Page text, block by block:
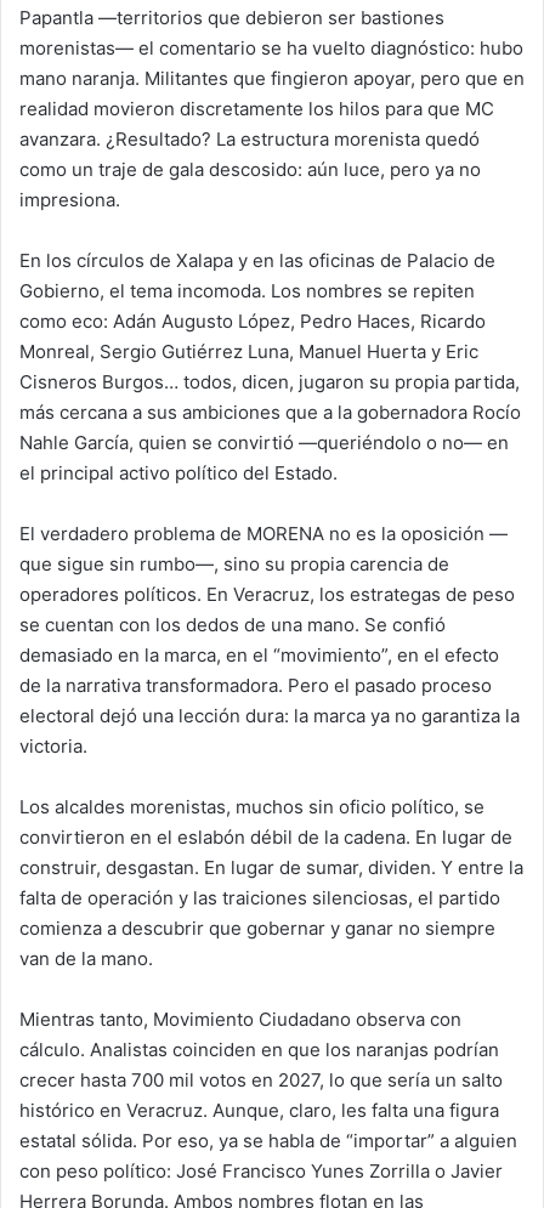
Papantla —territorios que debieron ser bastiones
morenistas— el comentario se ha vuelto diagnóstico: hubo
mano naranja. Militantes que fingieron apoyar, pero que en
realidad movieron discretamente los hilos para que MC
avanzara. ¿Resultado? La estructura morenista quedó
como un traje de gala descosido: aún luce, pero ya no
impresiona.
En los círculos de Xalapa y en las oficinas de Palacio de
Gobierno, el tema incomoda. Los nombres se repiten
como eco: Adán Augusto López, Pedro Haces, Ricardo
Monreal, Sergio Gutiérrez Luna, Manuel Huerta y Eric
Cisneros Burgos… todos, dicen, jugaron su propia partida,
más cercana a sus ambiciones que a la gobernadora Rocío
Nahle García, quien se convirtió —queriéndolo o no— en
el principal activo político del Estado.
El verdadero problema de MORENA no es la oposición —
que sigue sin rumbo—, sino su propia carencia de
operadores políticos. En Veracruz, los estrategas de peso
se cuentan con los dedos de una mano. Se confió
demasiado en la marca, en el “movimiento”, en el efecto
de la narrativa transformadora. Pero el pasado proceso
electoral dejó una lección dura: la marca ya no garantiza la
victoria.
Los alcaldes morenistas, muchos sin oficio político, se
convirtieron en el eslabón débil de la cadena. En lugar de
construir, desgastan. En lugar de sumar, dividen. Y entre la
falta de operación y las traiciones silenciosas, el partido
comienza a descubrir que gobernar y ganar no siempre
van de la mano.
Mientras tanto, Movimiento Ciudadano observa con
cálculo. Analistas coinciden en que los naranjas podrían
crecer hasta 700 mil votos en 2027, lo que sería un salto
histórico en Veracruz. Aunque, claro, les falta una figura
estatal sólida. Por eso, ya se habla de “importar” a alguien
con peso político: José Francisco Yunes Zorrilla o Javier
Herrera Borunda. Ambos nombres flotan en las